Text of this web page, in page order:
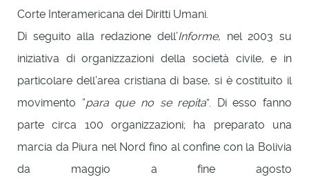
Corte Interamericana dei Diritti Umani.
Di seguito alla redazione dell’Informe, nel 2003 su
iniziativa di organizzazioni della società civile, e in
particolare dell’area cristiana di base, si è costituito il
movimento “para que no se repita”. Di esso fanno
parte circa 100 organizzazioni; ha preparato una
marcia da Piura nel Nord fino al confine con la Bolivia
da maggio a fine agosto